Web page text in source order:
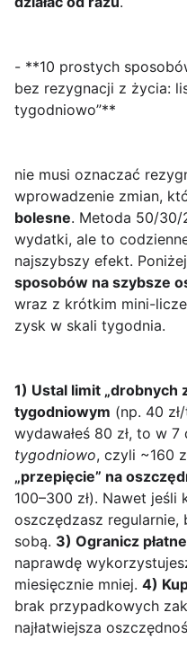
- **10 prostych
bez rezygnacji z życia:
tygodniowo”**
nie musi oznaczać
wprowadzenie zmian,
bolesne. Metoda 50/30/
wydatki, ale to
najszybszy efekt.
sposobów na szybsze
wraz z krótkim mini-
zysk w skali tygodnia.
1) Ustal limit „drobnych
tygodniowym (np. 40
wydawałeś 80 zł, to w
tygodniowo, czyli ~160
„przepięcie” na
100–300 zł). Nawet
oszczędzasz regularnie,
sobą. 3) Ogranicz
naprawdę
miesięcznie mniej. 4)
brak przypadkowych
najłatwiejsza